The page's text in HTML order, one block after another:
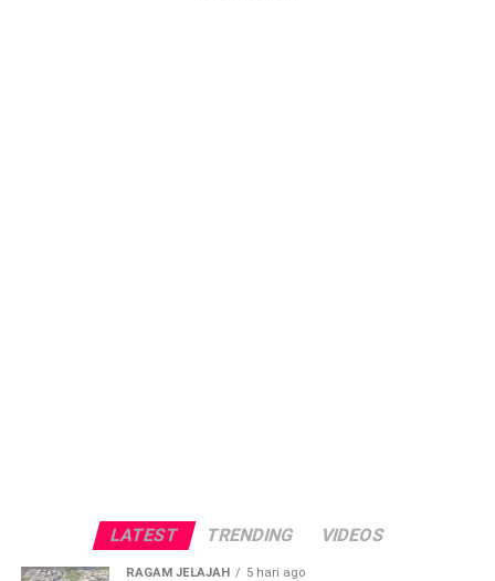
LATEST TRENDING VIDEOS
RAGAM JELAJAH 5 hari ago